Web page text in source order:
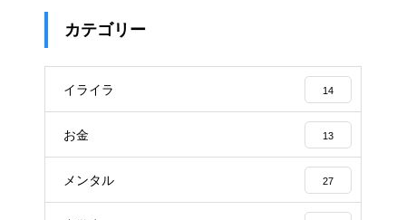
カテゴリー
イライラ 14
お金 13
メンタル 27